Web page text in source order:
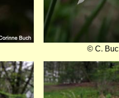
© C.
Bild